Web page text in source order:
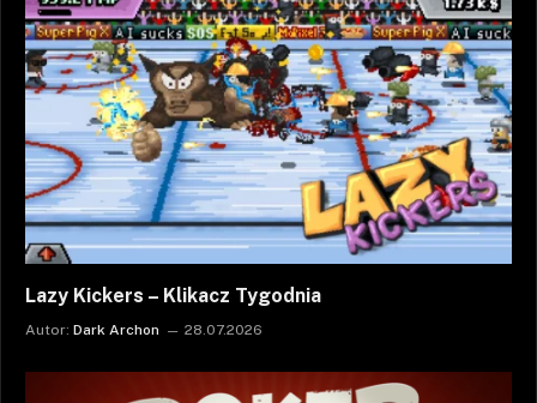
Lazy Kickers – Klikacz Tygodnia
Autor: Dark Archon 28.07.2026